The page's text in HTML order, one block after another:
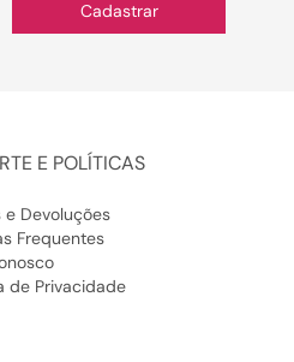
Cadastrar
E POLÍTICAS
e Devoluções
Frequentes
de Privacidade